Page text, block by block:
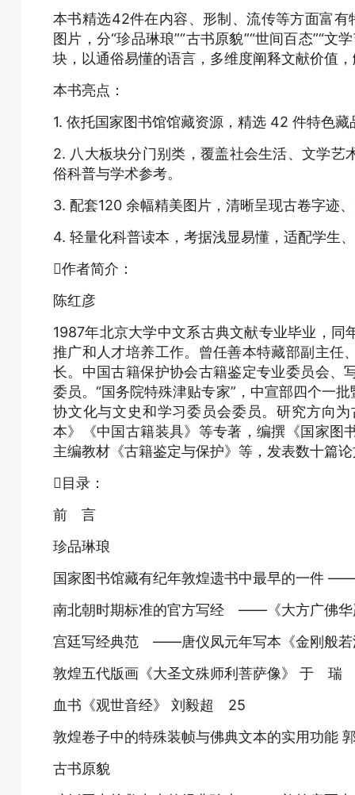
本书精选42件在内容、形制、流传等方面富
图片，分“珍品琳琅”“古书原貌”“世间百态”“文
块，以通俗易懂的语言，多维度阐释文献价值
本书亮点：
1. 依托国家图书馆馆藏资源，精选 42 件特色
2. 八大板块分门别类，覆盖社会生活、文学
俗科普与学术参考。
3. 配套120 余幅精美图片，清晰呈现古卷字迹
4. 轻量化科普读本，考据浅显易懂，适配学生
作者简介：
陈红彦
1987年北京大学中文系古典文献专业毕业，
推广和人才培养工作。曾任善本特藏部副主任
长。中国古籍保护协会古籍鉴定专业委员会、
委员。“国务院特殊津贴专家”，中宣部四个一
协文化与文史和学习委员会委员。研究方向
本》《中国古籍装具》等专著，编撰《国家图
主编教材《古籍鉴定与保护》等，发表数十篇
目录：
前 言
珍品琳琅
国家图书馆藏有纪年敦煌遗书中最早的一件
南北朝时期标准的官方写经 ——《大方广佛
宫廷写经典范 ——唐仪凤元年写本《金刚般
敦煌五代版画《大圣文殊师利菩萨像》 于 瑞
血书《观世音经》 刘毅超 25
敦煌卷子中的特殊装帧与佛典文本的实用功能
古书原貌